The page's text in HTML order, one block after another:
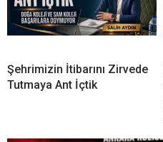
Şehrimizin İtibarını Zirvede
Tutmaya Ant İçtik